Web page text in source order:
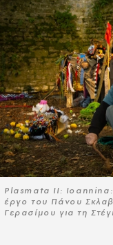
Plasmata II:
έργο του Πάνου
Γερασίμου για τη